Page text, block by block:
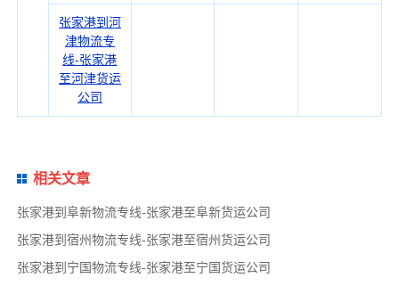
张家港到河
津物流专
线-张家港
至河津货运
公司
相关文章
张家港到阜新物流专线-张家港至阜新货运公司
张家港到宿州物流专线-张家港至宿州货运公司
张家港到宁国物流专线-张家港至宁国货运公司